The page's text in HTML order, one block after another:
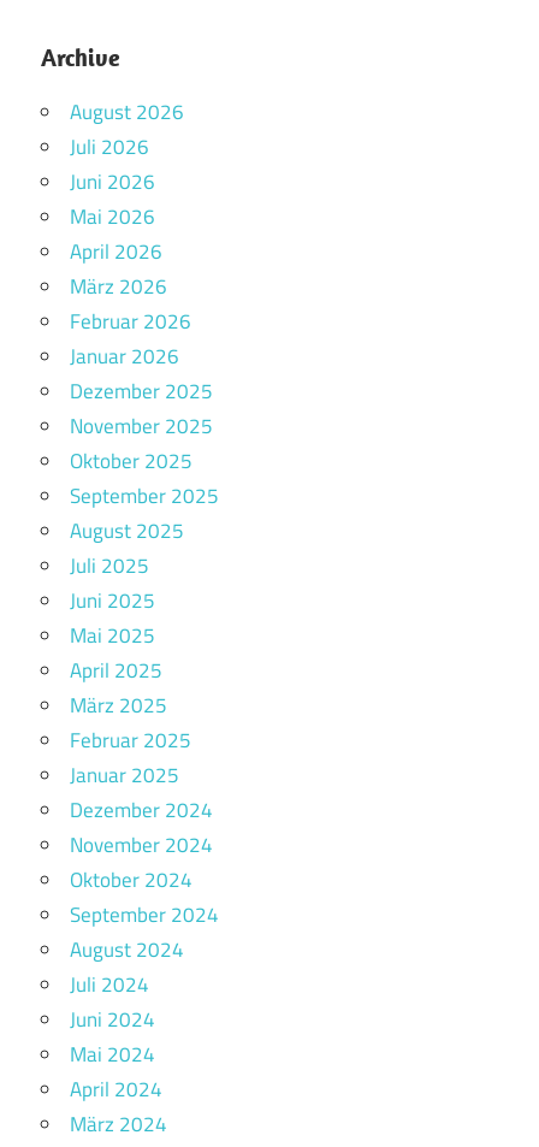
Archive
August 2026
Juli 2026
Juni 2026
Mai 2026
April 2026
März 2026
Februar 2026
Januar 2026
Dezember 2025
November 2025
Oktober 2025
September 2025
August 2025
Juli 2025
Juni 2025
Mai 2025
April 2025
März 2025
Februar 2025
Januar 2025
Dezember 2024
November 2024
Oktober 2024
September 2024
August 2024
Juli 2024
Juni 2024
Mai 2024
April 2024
März 2024